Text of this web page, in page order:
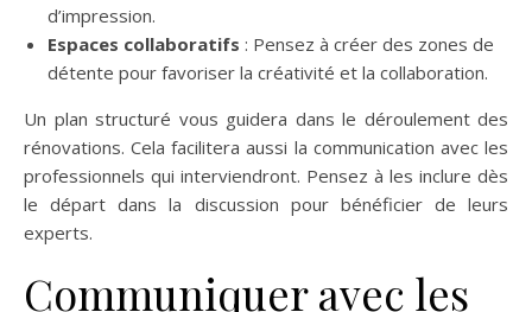
d’impression.
Espaces collaboratifs : Pensez à créer des zones de
détente pour favoriser la créativité et la collaboration.
Un plan structuré vous guidera dans le déroulement des
rénovations. Cela facilitera aussi la communication avec les
professionnels qui interviendront. Pensez à les inclure dès
le départ dans la discussion pour bénéficier de leurs
experts.
Communiquer avec les